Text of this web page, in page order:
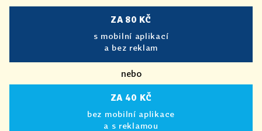
ZA 80 KČ
s mobilní aplikací
a bez reklam
nebo
ZA 40 KČ
bez mobilní aplikace
a s reklamou